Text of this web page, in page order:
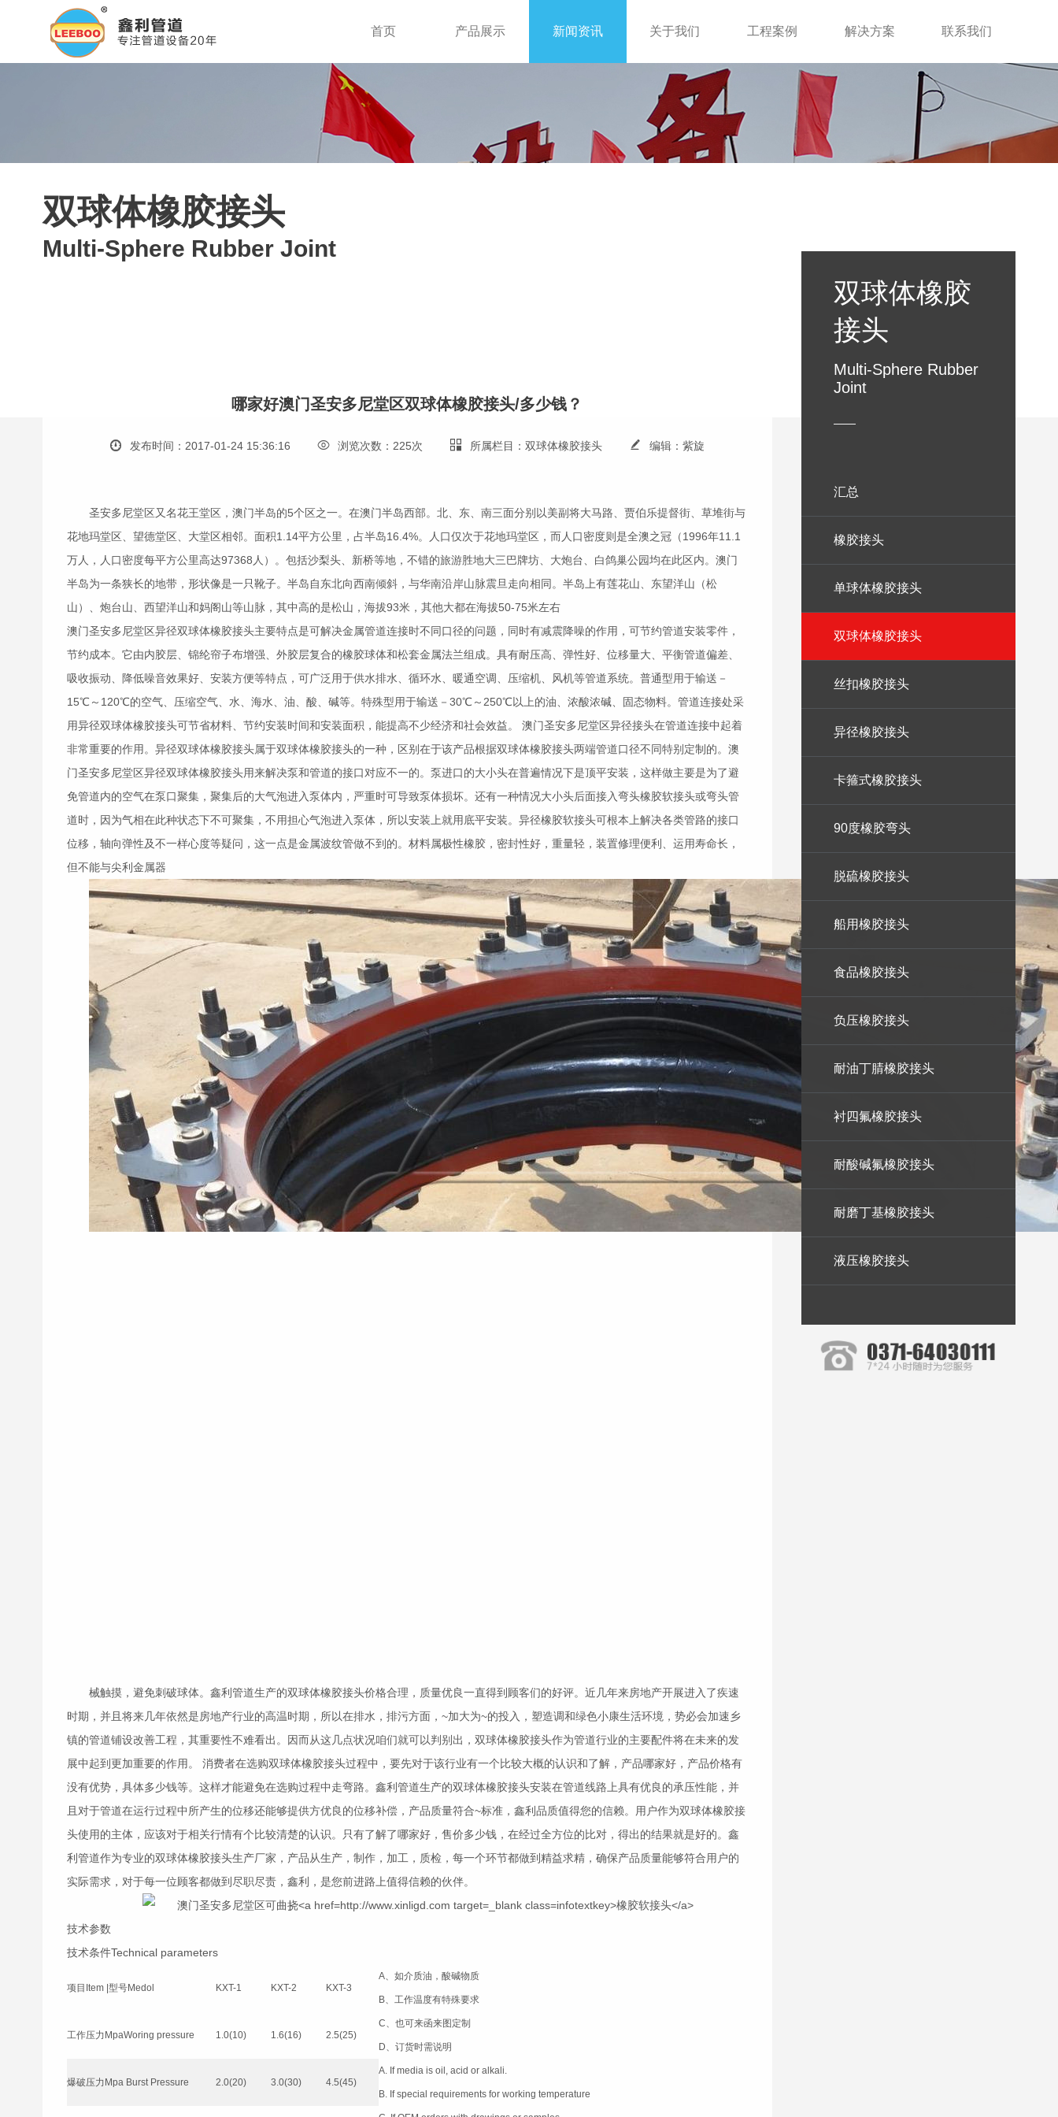
首页 产品展示 新闻资讯 关于我们 工程案例 解决方案 联系我们
双球体橡胶接头
Multi-Sphere Rubber Joint
哪家好澳门圣安多尼堂区双球体橡胶接头/多少钱？
发布时间：2017-01-24 15:36:16 浏览次数：225次 所属栏目：双球体橡胶接头 编辑：紫旋
圣安多尼堂区又名花王堂区，澳门半岛的5个区之一。在澳门半岛西部。北、东、南三面分别以美副将大马路、贾伯乐提督街、草堆街与
花地玛堂区、望德堂区、大堂区相邻。面积1.14平方公里，占半岛16.4%。人口仅次于花地玛堂区，而人口密度则是全澳之冠（1996年11.1
万人，人口密度每平方公里高达97368人）。包括沙梨头、新桥等地，不错的旅游胜地大三巴牌坊、大炮台、白鸽巢公园均在此区内。澳门
半岛为一条狭长的地带，形状像是一只靴子。半岛自东北向西南倾斜，与华南沿岸山脉震旦走向相同。半岛上有莲花山、东望洋山（松
山）、炮台山、西望洋山和妈阁山等山脉，其中高的是松山，海拔93米，其他大都在海拔50-75米左右
澳门圣安多尼堂区异径双球体橡胶接头主要特点是可解决金属管道连接时不同口径的问题，同时有减震降噪的作用，可节约管道安装零件，
节约成本。它由内胶层、锦纶帘子布增强、外胶层复合的橡胶球体和松套金属法兰组成。具有耐压高、弹性好、位移量大、平衡管道偏差、
吸收振动、降低噪音效果好、安装方便等特点，可广泛用于供水排水、循环水、暖通空调、压缩机、风机等管道系统。普通型用于输送－
15℃～120℃的空气、压缩空气、水、海水、油、酸、碱等。特殊型用于输送－30℃～250℃以上的油、浓酸浓碱、固态物料。管道连接处采
用异径双球体橡胶接头可节省材料、节约安装时间和安装面积，能提高不少经济和社会效益。 澳门圣安多尼堂区异径接头在管道连接中起着
非常重要的作用。异径双球体橡胶接头属于双球体橡胶接头的一种，区别在于该产品根据双球体橡胶接头两端管道口径不同特别定制的。澳
门圣安多尼堂区异径双球体橡胶接头用来解决泵和管道的接口对应不一的。泵进口的大小头在普遍情况下是顶平安装，这样做主要是为了避
免管道内的空气在泵口聚集，聚集后的大气泡进入泵体内，严重时可导致泵体损坏。还有一种情况大小头后面接入弯头橡胶软接头或弯头管
道时，因为气相在此种状态下不可聚集，不用担心气泡进入泵体，所以安装上就用底平安装。异径橡胶软接头可根本上解决各类管路的接口
位移，轴向弹性及不一样心度等疑问，这一点是金属波纹管做不到的。材料属极性橡胶，密封性好，重量轻，装置修理便利、运用寿命长，
但不能与尖利金属器
械触摸，避免刺破球体。鑫利管道生产的双球体橡胶接头价格合理，质量优良一直得到顾客们的好评。近几年来房地产开展进入了疾速
时期，并且将来几年依然是房地产行业的高温时期，所以在排水，排污方面，~加大为~的投入，塑造调和绿色小康生活环境，势必会加速乡
镇的管道铺设改善工程，其重要性不难看出。因而从这几点状况咱们就可以判别出，双球体橡胶接头作为管道行业的主要配件将在未来的发
展中起到更加重要的作用。 消费者在选购双球体橡胶接头过程中，要先对于该行业有一个比较大概的认识和了解，产品哪家好，产品价格有
没有优势，具体多少钱等。这样才能避免在选购过程中走弯路。鑫利管道生产的双球体橡胶接头安装在管道线路上具有优良的承压性能，并
且对于管道在运行过程中所产生的位移还能够提供方优良的位移补偿，产品质量符合~标准，鑫利品质值得您的信赖。用户作为双球体橡胶接
头使用的主体，应该对于相关行情有个比较清楚的认识。只有了解了哪家好，售价多少钱，在经过全方位的比对，得出的结果就是好的。鑫
利管道作为专业的双球体橡胶接头生产厂家，产品从生产，制作，加工，质检，每一个环节都做到精益求精，确保产品质量能够符合用户的
实际需求，对于每一位顾客都做到尽职尽责，鑫利，是您前进路上值得信赖的伙伴。
技术参数
技术条件Technical parameters
项目Item |型号Medol KXT-1 KXT-2 KXT-3
A、如介质油，酸碱物质
B、工作温度有特殊要求
C、也可来函来图定制
D、订货时需说明
A. If media is oil, acid or alkali.
B. If special requirements for working temperature
工作压力MpaWoring pressure 1.0(10) 1.6(16) 2.5(25)
爆破压力Mpa Burst Pressure 2.0(20) 3.0(30) 4.5(45)
双球体橡胶
接头
Multi-Sphere Rubber
Joint
——
汇总
橡胶接头
单球体橡胶接头
双球体橡胶接头
丝扣橡胶接头
异径橡胶接头
卡箍式橡胶接头
90度橡胶弯头
脱硫橡胶接头
船用橡胶接头
食品橡胶接头
负压橡胶接头
耐油丁腈橡胶接头
衬四氟橡胶接头
耐酸碱氟橡胶接头
耐磨丁基橡胶接头
液压橡胶接头